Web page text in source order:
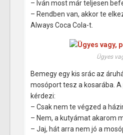
– Iván most már teljesen
– Rendben van, akkor te
Always Coca Cola-t.
Ügyes
Bemegy egy kis srác az
mosóport tesz a kosarába.
kérdezi:
– Csak nem te végzed a
– Nem, a kutyámat akarom
– Jaj, hát arra nem jó a